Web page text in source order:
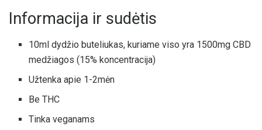
Informacija ir sudėtis
10ml dydžio buteliukas, kuriame viso yra 1500mg CBD
medžiagos (15% koncentracija)
Užtenka apie 1-2mėn
Be THC
Tinka veganams